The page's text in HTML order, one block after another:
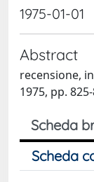
1975-01-01
Abstract
recensione,
1975, pp.
Scheda
Scheda